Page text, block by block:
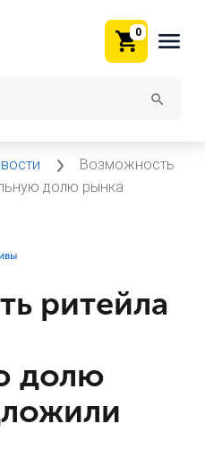
0
Возможность
долю рынка
ритейла
долю